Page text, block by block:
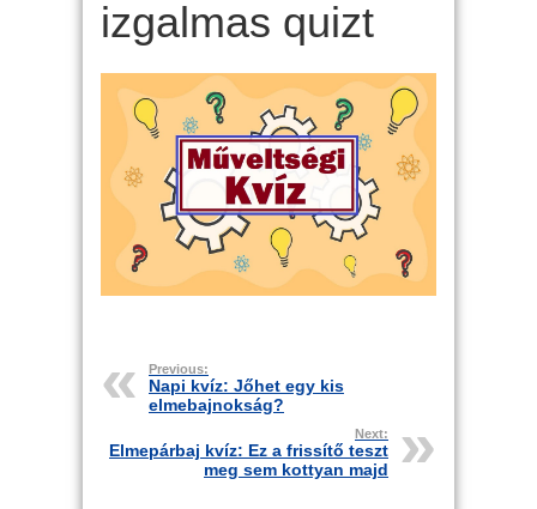
izgalmas quizt
Previous:
Napi kvíz: Jőhet egy kis
elmebajnokság?
Next:
Elmepárbaj kvíz: Ez a frissítő teszt
meg sem kottyan majd